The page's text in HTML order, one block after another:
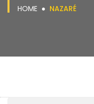
HOME NAZARÉ